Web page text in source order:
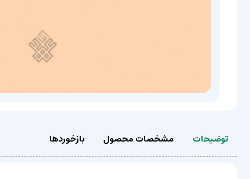
توضیحات مشخصات محصول بازخوردها